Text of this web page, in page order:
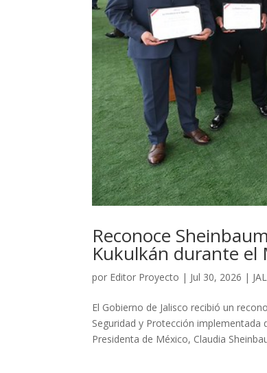
Reconoce
Kukulkán durante el
por Editor Proyecto | Jul 30, 2026 |
El Gobierno de Jalisco recibió un
Seguridad y Protección implementada
Presidenta de México, Claudia